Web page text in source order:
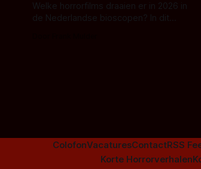
Welke horrorfilms draaien er in 2026 in
de Nederlandse bioscopen? In dit
ColofonVacaturesContactRSS
Korte Horrorverhalen